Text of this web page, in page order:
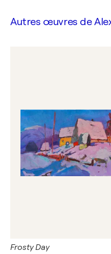
Autres œuvres de
Frosty Day